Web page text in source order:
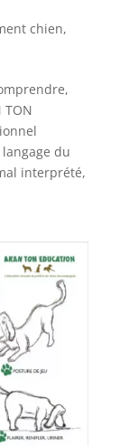
chien,
TON
du
interprété,